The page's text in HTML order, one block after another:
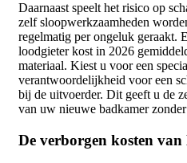
Daarnaast speelt het risico op
zelf sloopwerkzaamheden
regelmatig per ongeluk geraakt.
loodgieter kost in 2026
materiaal. Kiest u voor een
verantwoordelijkheid voor een
bij de uitvoerder. Dit geeft u de
van uw nieuwe badkamer
De verborgen kosten van